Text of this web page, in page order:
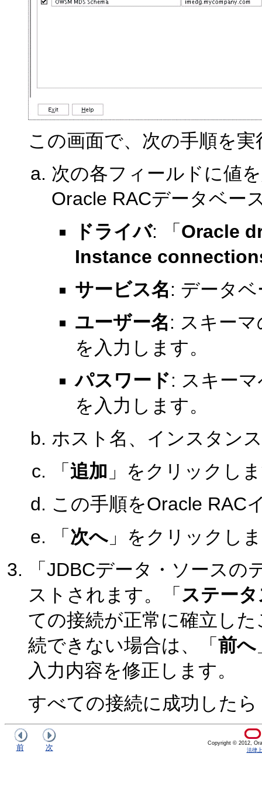
この画面で、次の手順を
次の各フィールドに値
Oracle RACデータベー
ドライバ: 「 Oracle
Instance
サービス名: データ
ユーザー名: スキー
を入力します。
パスワード: スキー
を入力します。
ホスト名、インスタン
「 追加 」をクリックし
この手順をOracle RAC
「 次へ 」をクリックし
「JDBCデータ・ソース
ストされます。「 ステー
ての接続が正常に確立し
続できない場合は、「 前へ
入力内容を修正します。
すべての接続に成功したら
前 次
Copyright © 2012,
法律